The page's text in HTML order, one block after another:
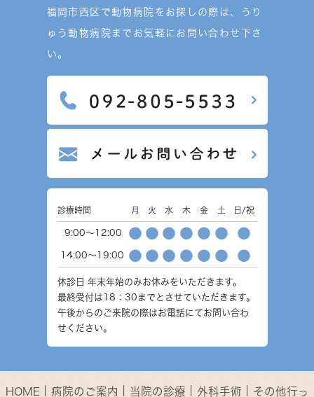
福岡市西区で動物病院をお探しの際は、うり
ゅう動物病院までお気軽にお問い合わせ下さ
い。
診療時間 月 火 水 木 金 土 日/祝
9:00～12:00 ● ● ● ● ● ● ●
14:00～19:00 ● ● ● ● ● ● ●
休診日 年末年始のみお休みをいただきます。
最終受付は18：30までとさせていただきます。
午後からのご来院の際はお電話にてお問い合わ
せください。
HOME 病院のご案内 当院の診療 外科手術 その他行っ